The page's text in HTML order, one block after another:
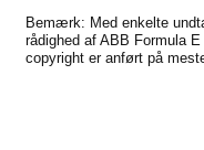
Bemærk: Med enkelte
rådighed af ABB Formula
copyright er anført på